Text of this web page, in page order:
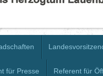
für Presse Referent für